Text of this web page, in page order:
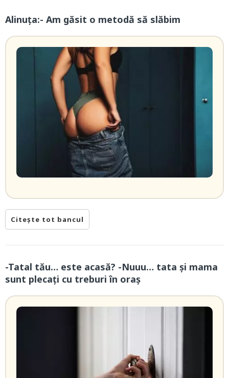
Alinuța:- Am găsit o metodă să slăbim
Citește tot bancul
-Tatal tău… este acasă? -Nuuu… tata și mama
sunt plecați cu treburi în oraș